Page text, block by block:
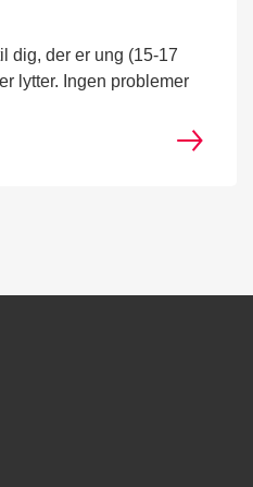
dig, der er ung (15-17
lytter. Ingen problemer